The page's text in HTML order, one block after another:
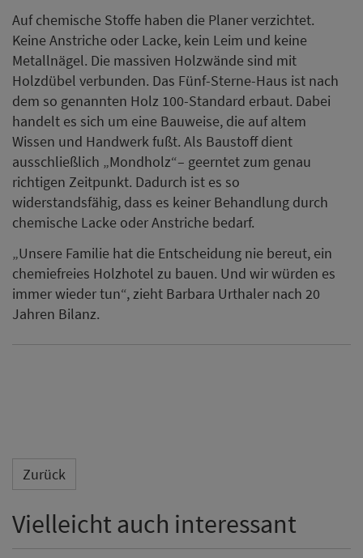
Auf chemische Stoffe haben die Planer verzichtet.
Keine Anstriche oder Lacke, kein Leim und keine
Metallnägel. Die massiven Holzwände sind mit
Holzdübel verbunden. Das Fünf-Sterne-Haus ist nach
dem so genannten Holz 100-Standard erbaut. Dabei
handelt es sich um eine Bauweise, die auf altem
Wissen und Handwerk fußt. Als Baustoff dient
ausschließlich „Mondholz“– geerntet zum genau
richtigen Zeitpunkt. Dadurch ist es so
widerstandsfähig, dass es keiner Behandlung durch
chemische Lacke oder Anstriche bedarf.
„Unsere Familie hat die Entscheidung nie bereut, ein
chemiefreies Holzhotel zu bauen. Und wir würden es
immer wieder tun“, zieht Barbara Urthaler nach 20
Jahren Bilanz.
Zurück
Vielleicht auch interessant